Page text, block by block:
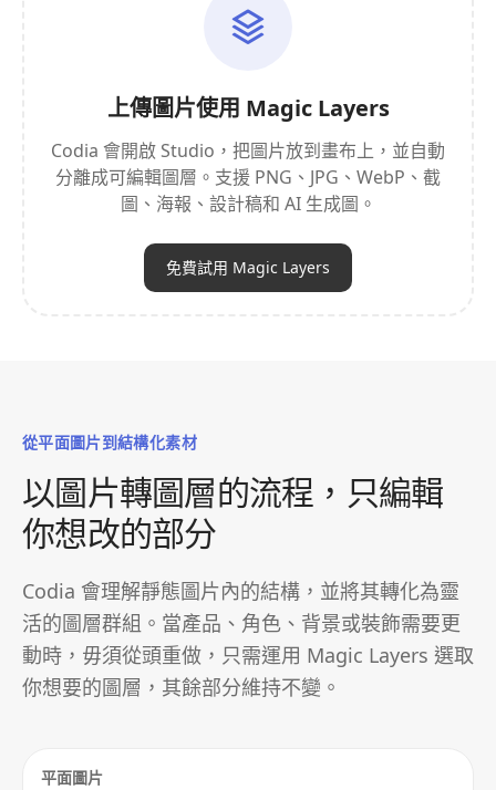
上傳圖片使用 Magic Layers
Codia 會開啟 Studio，把圖片放到畫布上，並自動
分離成可編輯圖層。支援 PNG、JPG、WebP、截
圖、海報、設計稿和 AI 生成圖。
免費試用 Magic Layers
從平面圖片到結構化素材
以圖片轉圖層的流程，只編輯
你想改的部分
Codia 會理解靜態圖片內的結構，並將其轉化為靈
活的圖層群組。當產品、角色、背景或裝飾需要更
動時，毋須從頭重做，只需運用 Magic Layers 選取
你想要的圖層，其餘部分維持不變。
平面圖片